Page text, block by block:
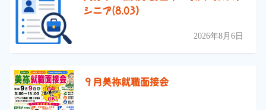
シニア(8.03）
2026年8月6日
９月美祢就職面接会